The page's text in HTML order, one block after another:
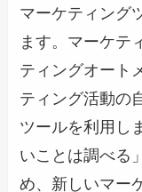
マーケティング
ます。マーケテ
ティングオート
ティング活動の
ツールを利用し
いことは調べる
め、新しいマー